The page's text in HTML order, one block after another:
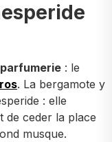
: le
. La bergamote y
: elle
de ceder la place
musque.